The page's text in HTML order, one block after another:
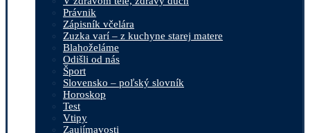
Právnik
Zápisník včelára
Zuzka varí – z kuchyne starej matere
Blahoželáme
Odišli od nás
Šport
Slovensko – poľský slovník
Horoskop
Test
Vtipy
Zaujímavosti